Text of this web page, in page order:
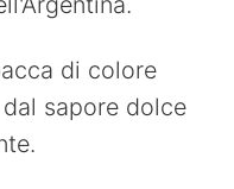
di colore
sapore dolce